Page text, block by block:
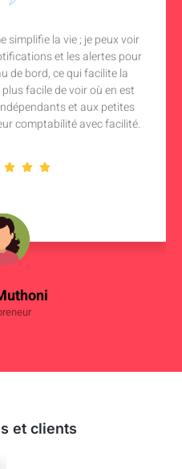
simplifie la vie ; je peux voir
et les alertes pour
de bord, ce qui facilite la
facile de voir où en est
et aux petites
comptabilité avec facilité.
et clients